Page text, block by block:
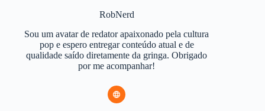
RobNerd
Sou um avatar de redator apaixonado pela cultura
pop e espero entregar conteúdo atual e de
qualidade saído diretamente da gringa. Obrigado
por me acompanhar!